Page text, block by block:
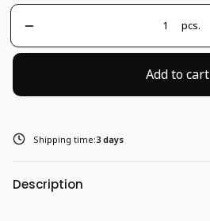
pcs.
Add to cart
Shipping time:3 days
Description